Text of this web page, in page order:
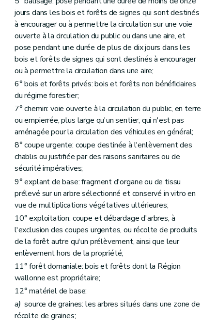
Art. 102
Art. 103
Art. 104
Art. 105
Art. 106
Art. 107
Art. 108
Art. 109
Titre VI Dispositions modificatives et abrogatoires
Art. 110
Art. 111
Art. 112
Art. 113
Art. 114
Art. 115
Art. 116
Art. 117
Art. 118
Art. 119
Art. 120
Art. 121
Art. 122
Art. 123
Titre VII Dispositions finales et transitoires
Art. 124
Art. 125
Art. 126
Art. 127
Art. 128
Art. 129
jours dans les bois et forêts de signes qui sont destinés
à encourager ou à permettre la circulation sur une voie
ouverte à la circulation du public ou dans une aire, et
pose pendant une durée de plus de dix jours dans les
bois et forêts de signes qui sont destinés à encourager
ou à permettre la circulation dans une aire;
6° bois et forêts privés: bois et forêts non bénéficiaires
du régime forestier;
7° chemin: voie ouverte à la circulation du public, en terre
ou empierrée, plus large qu'un sentier, qui n'est pas
aménagée pour la circulation des véhicules en général;
8° coupe urgente: coupe destinée à l'enlèvement des
chablis ou justifiée par des raisons sanitaires ou de
sécurité impératives;
9° explant de base: fragment d'organe ou de tissu
prélevé sur un arbre sélectionné et conservé in vitro en
vue de multiplications végétatives ultérieures;
10° exploitation: coupe et débardage d'arbres, à
l'exclusion des coupes urgentes, ou récolte de produits
de la forêt autre qu'un prélèvement, ainsi que leur
enlèvement hors de la propriété;
11° forêt domaniale: bois et forêts dont la Région
wallonne est propriétaire;
12° matériel de base:
a) source de graines: les arbres situés dans une zone de
récolte de graines;